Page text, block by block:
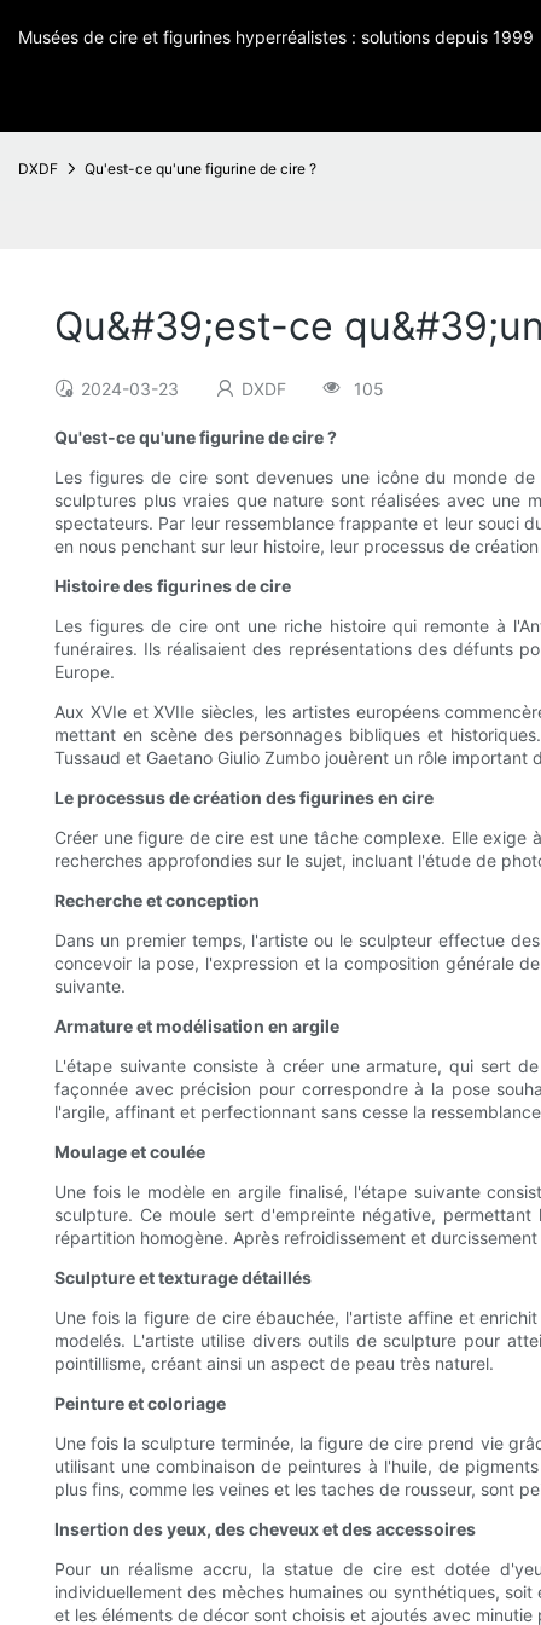
Musées de cire et figurines hyperréalistes : solutions depuis 1999
DXDF Qu'est-ce qu'une figurine de cire ?
Qu&#39;est-ce
2024-03-23 DXDF 105
Qu'est-ce qu'une figurine de cire ?
Les figures de cire sont devenues une icône du monde
sculptures plus vraies que nature sont réalisées avec une
spectateurs. Par leur ressemblance frappante et leur souci
en nous penchant sur leur histoire, leur processus de
Histoire des figurines de cire
Les figures de cire ont une riche histoire qui remonte à
funéraires. Ils réalisaient des représentations des défunts
Europe.
Aux XVIe et XVIIe siècles, les artistes européens
mettant en scène des personnages bibliques et
Tussaud et Gaetano Giulio Zumbo jouèrent un rôle
Le processus de création des figurines en cire
Créer une figure de cire est une tâche complexe. Elle
recherches approfondies sur le sujet, incluant l'étude de
Recherche et conception
Dans un premier temps, l'artiste ou le sculpteur effectue
concevoir la pose, l'expression et la composition générale
suivante.
Armature et modélisation en argile
L'étape suivante consiste à créer une armature, qui sert
façonnée avec précision pour correspondre à la pose
l'argile, affinant et perfectionnant sans cesse la
Moulage et coulée
Une fois le modèle en argile finalisé, l'étape suivante
sculpture. Ce moule sert d'empreinte négative,
répartition homogène. Après refroidissement et
Sculpture et texturage détaillés
Une fois la figure de cire ébauchée, l'artiste affine et
modelés. L'artiste utilise divers outils de sculpture pour
pointillisme, créant ainsi un aspect de peau très naturel.
Peinture et coloriage
Une fois la sculpture terminée, la figure de cire prend vie
utilisant une combinaison de peintures à l'huile, de
plus fins, comme les veines et les taches de rousseur, sont
Insertion des yeux, des cheveux et des accessoires
Pour un réalisme accru, la statue de cire est dotée
individuellement des mèches humaines ou synthétiques,
et les éléments de décor sont choisis et ajoutés avec